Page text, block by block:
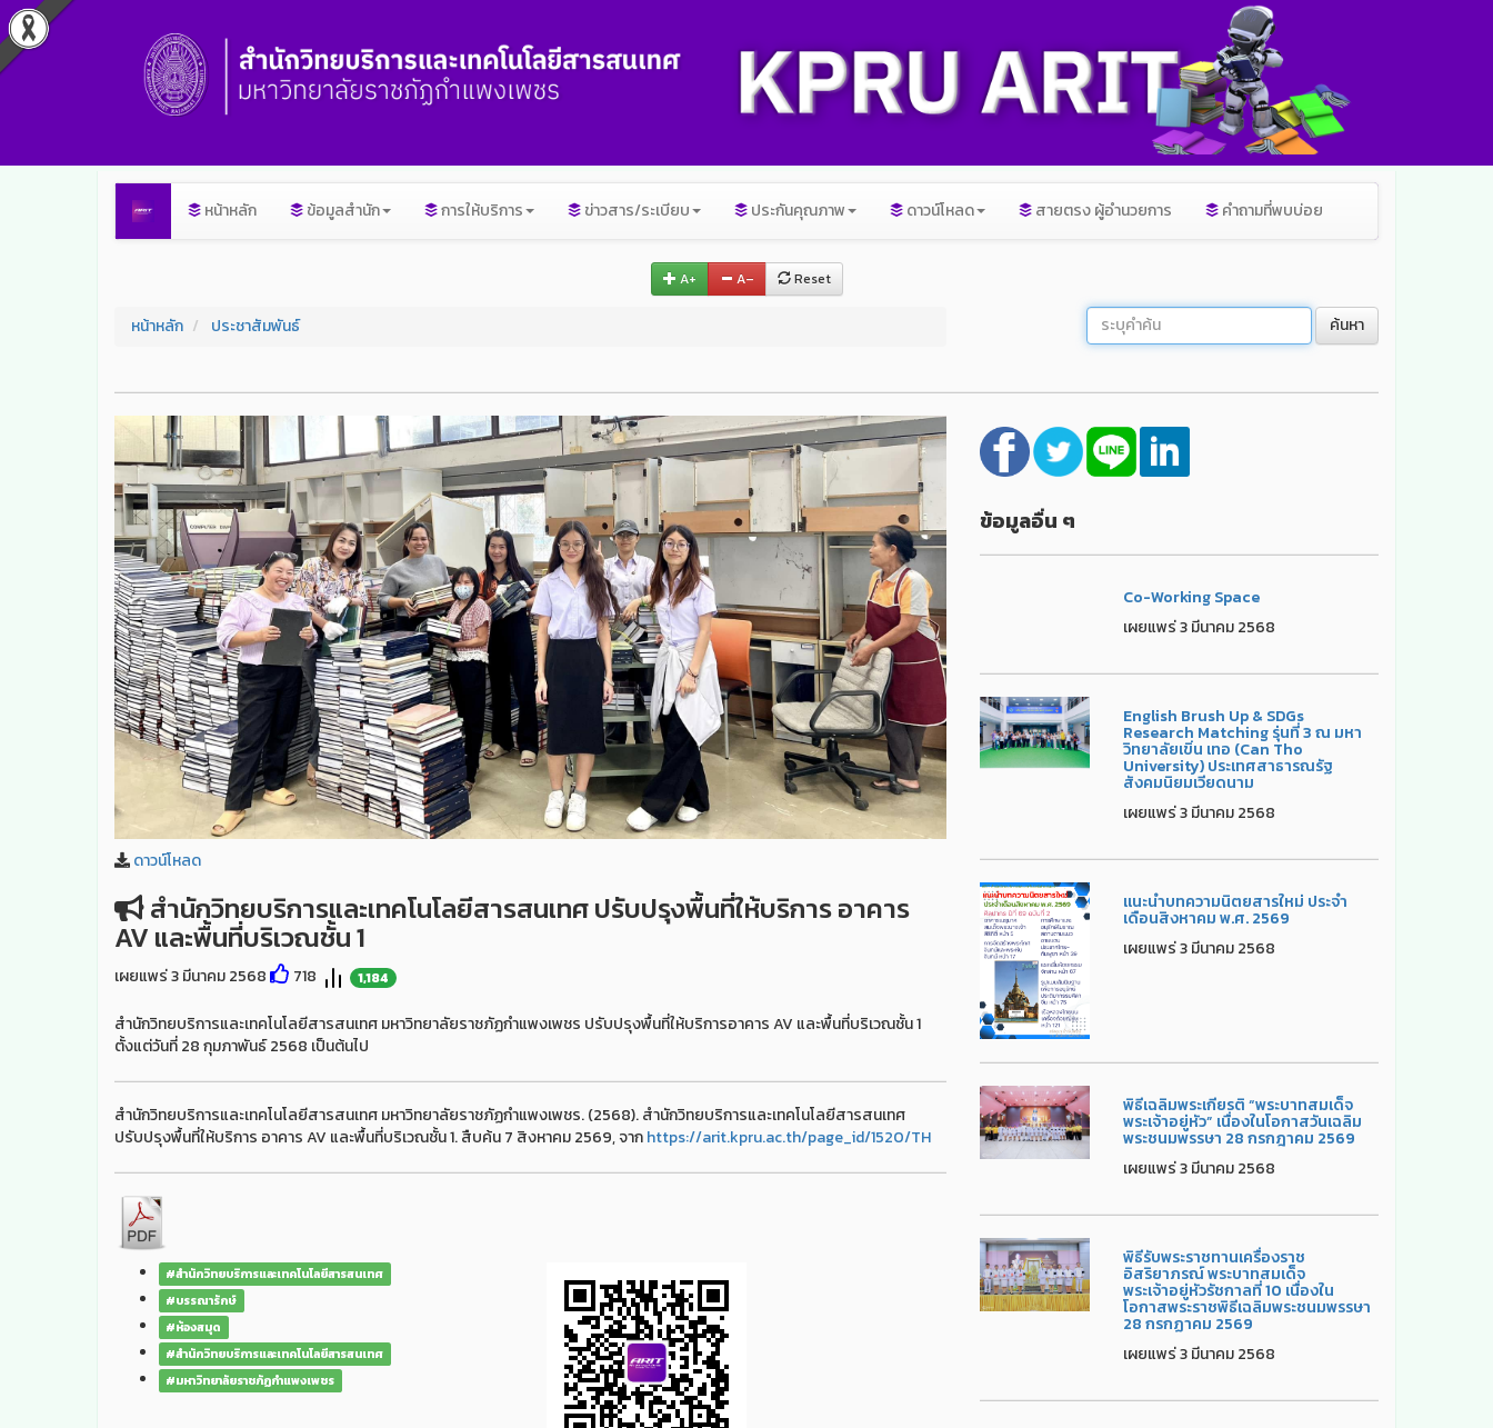
หน้าหลัก ข้อมูลสำนัก การให้บริการ ข่าวสาร/ระเบียบ ประกันคุณภาพ ดาวน์โหลด สายตรง ผู้อำนวยการ คำถามที่พบบ่อย
A+ A– Reset
หน้าหลัก ประชาสัมพันธ์ ค้นหา
ดาวน์โหลด
สำนักวิทยบริการและเทคโนโลยีสารสนเทศ ปรับปรุงพื้นที่ให้บริการ อาคาร
AV และพื้นที่บริเวณชั้น 1
เผยแพร่ 3 มีนาคม 2568 718 1,184
สำนักวิทยบริการและเทคโนโลยีสารสนเทศ มหาวิทยาลัยราชภัฏกำแพงเพชร ปรับปรุงพื้นที่ให้บริการอาคาร AV และพื้นที่บริเวณชั้น 1
ตั้งแต่วันที่ 28 กุมภาพันธ์ 2568 เป็นต้นไป
สำนักวิทยบริการและเทคโนโลยีสารสนเทศ มหาวิทยาลัยราชภัฏกำแพงเพชร. (2568). สำนักวิทยบริการและเทคโนโลยีสารสนเทศ
ปรับปรุงพื้นที่ให้บริการ อาคาร AV และพื้นที่บริเวณชั้น 1. สืบค้น 7 สิงหาคม 2569, จากhttps://arit.kpru.ac.th/page_id/1520/TH
#สำนักวิทยบริการและเทคโนโลยีสารสนเทศ
#บรรณารักษ์
#ห้องสมุด
#สำนักวิทยบริการและเทคโนโลยีสารสนเทศ
#มหาวิทยาลัยราชภัฏกำแพงเพชร
ข้อมูลอื่น ๆ
Co-Working Space
เผยแพร่ 3 มีนาคม 2568
English Brush Up & SDGs
Research Matching รุ่นที่ 3 ณ มหา
วิทยาลัยเขิ่น เทอ (Can Tho
University) ประเทศสาธารณรัฐ
สังคมนิยมเวียดนาม
เผยแพร่ 3 มีนาคม 2568
แนะนำบทความนิตยสารใหม่ ประจำ
เดือนสิงหาคม พ.ศ. 2569
เผยแพร่ 3 มีนาคม 2568
พิธีเฉลิมพระเกียรติ “พระบาทสมเด็จ
พระเจ้าอยู่หัว” เนื่องในโอกาสวันเฉลิม
พระชนมพรรษา 28 กรกฎาคม 2569
เผยแพร่ 3 มีนาคม 2568
พิธีรับพระราชทานเครื่องราช
อิสริยาภรณ์ พระบาทสมเด็จ
พระเจ้าอยู่หัวรัชกาลที่ 10 เนื่องใน
โอกาสพระราชพิธีเฉลิมพระชนมพรรษา
28 กรกฏาคม 2569
เผยแพร่ 3 มีนาคม 2568